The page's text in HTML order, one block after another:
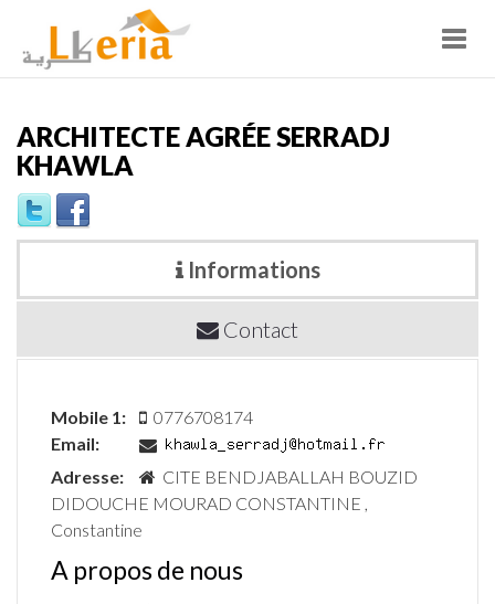
ARCHITECTE AGRÉE SERRADJ
KHAWLA
Informations
Contact
Mobile 1:
0776708174
Email:
Adresse:
CITE BENDJABALLAH BOUZID
DIDOUCHE MOURAD CONSTANTINE ,
Constantine
A propos de nous